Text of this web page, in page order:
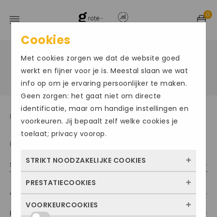
0
Home / Product Merk /
Remonte
Damesschoenen t/m maat 45
Resultaat 1–16 van de 64 resultaten wordt getoond
Sorteer op populariteit
Categorieën
Maat
Cookies
Met cookies zorgen we dat de website goed
werkt en fijner voor je is. Meestal slaan we wat
info op om je ervaring persoonlijker te maken.
Geen zorgen: het gaat niet om directe
identificatie, maar om handige instellingen en
voorkeuren. Jij bepaalt zelf welke cookies je
toelaat; privacy voorop.
STRIKT NOODZAKELIJKE COOKIES
Deze cookies zorgen ervoor dat de website
kunnen niet worden uitgezet. Meestal
PRESTATIECOOKIES
Met deze cookies zien we hoe vaak onze
VOORKEURCOOKIES